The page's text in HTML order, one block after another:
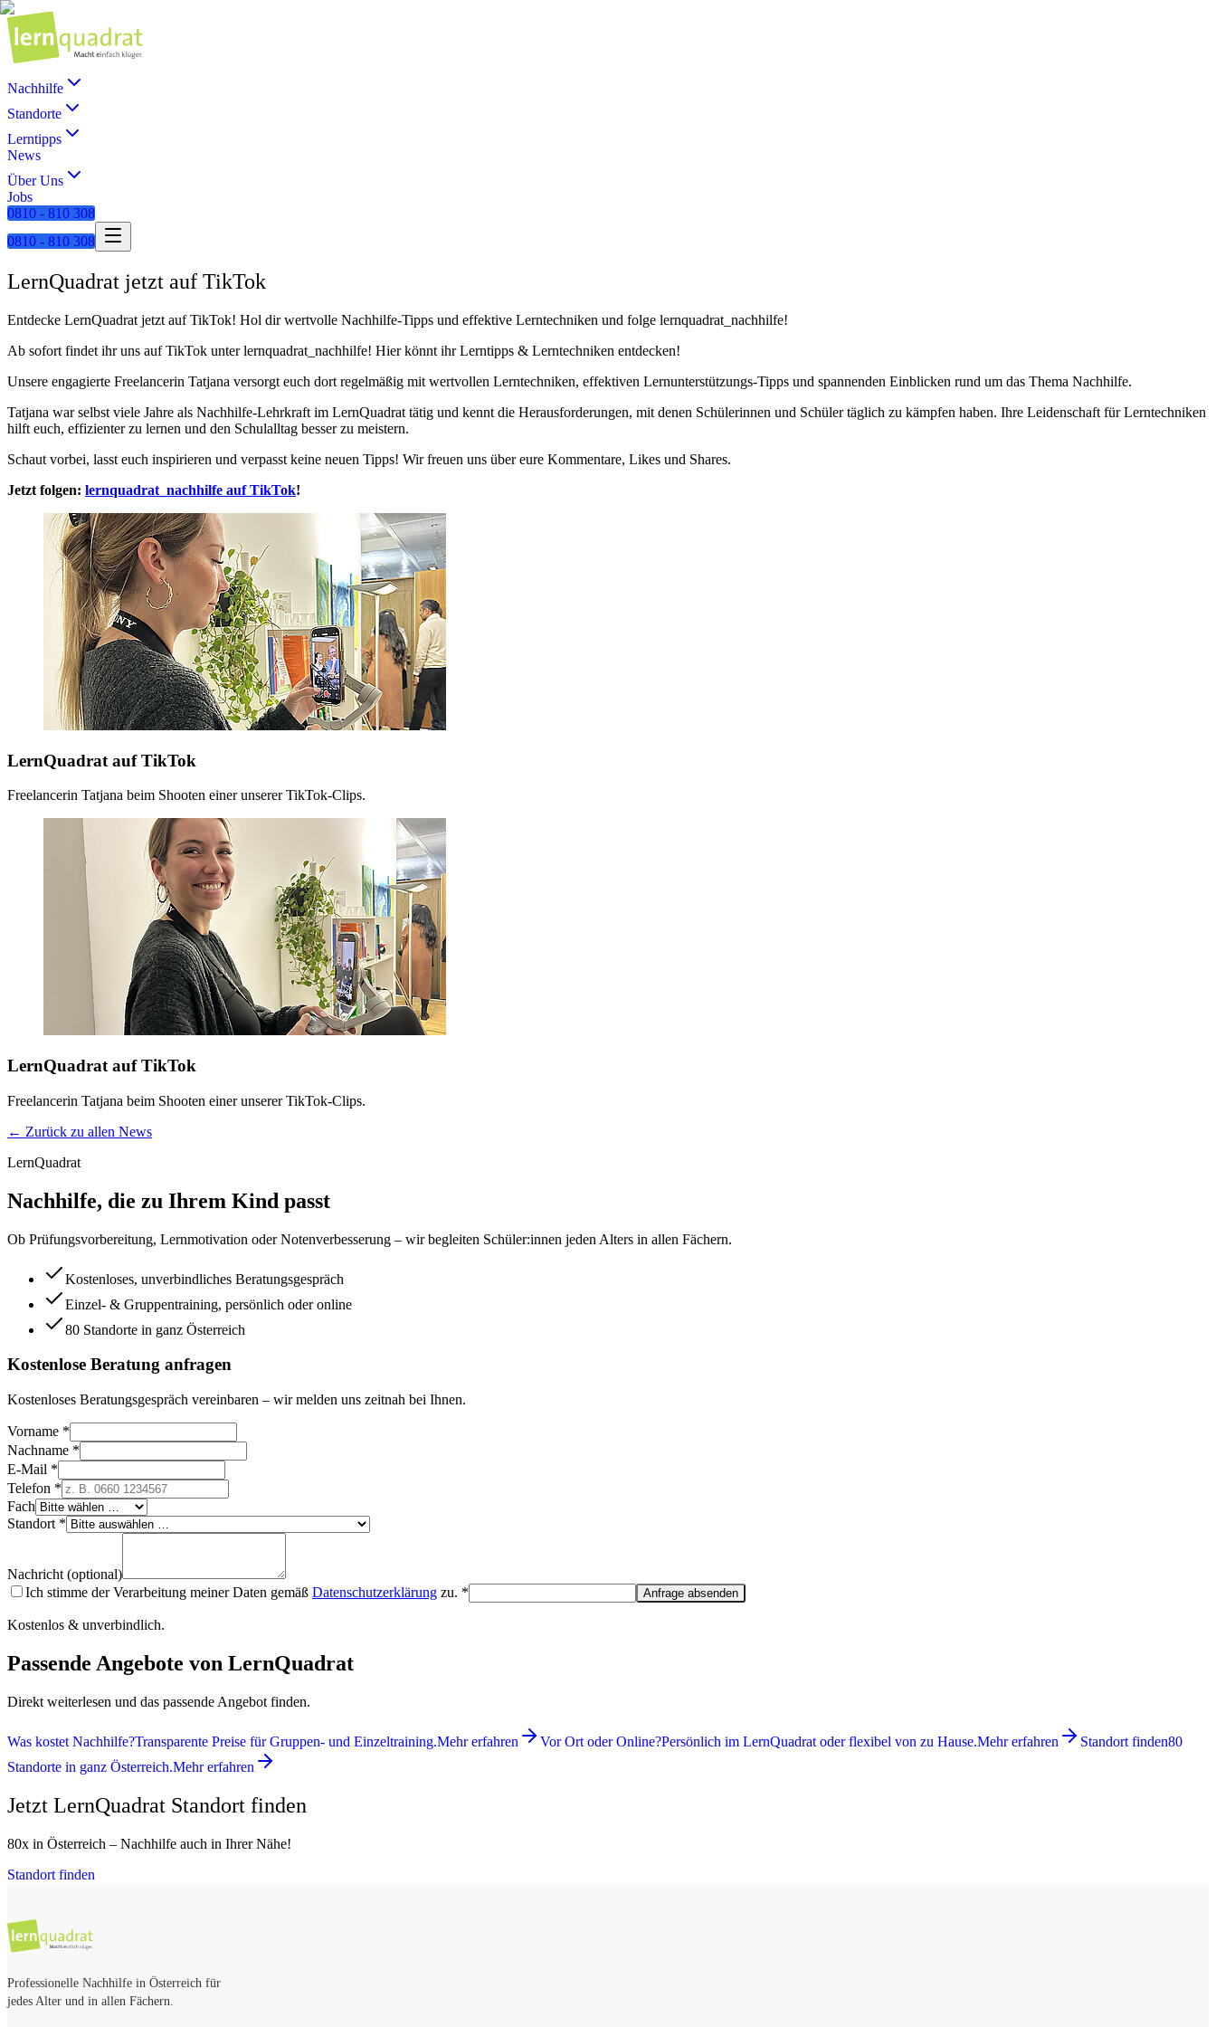
Nachhilfe
Standorte
Lerntipps
News
Über Uns
Jobs
0810 - 810 308
0810 - 810 308
LernQuadrat jetzt auf TikTok
Entdecke LernQuadrat jetzt auf TikTok! Hol dir wertvolle Nachhilfe-Tipps und effektive Lerntechniken und folge lernquadrat_nachhilfe!
Ab sofort findet ihr uns auf TikTok unter lernquadrat_nachhilfe! Hier könnt ihr Lerntipps & Lerntechniken entdecken!
Unsere engagierte Freelancerin Tatjana versorgt euch dort regelmäßig mit wertvollen Lerntechniken, effektiven Lernunterstützungs-Tipps und spannenden Einblicken rund um das Thema Nachhilfe.
Tatjana war selbst viele Jahre als Nachhilfe-Lehrkraft im LernQuadrat tätig und kennt die Herausforderungen, mit denen Schülerinnen und Schüler täglich zu kämpfen haben. Ihre Leidenschaft für Lerntechniken
hilft euch, effizienter zu lernen und den Schulalltag besser zu meistern.
Schaut vorbei, lasst euch inspirieren und verpasst keine neuen Tipps! Wir freuen uns über eure Kommentare, Likes und Shares.
Jetzt folgen: lernquadrat_nachhilfe auf TikTok!
LernQuadrat auf TikTok
Freelancerin Tatjana beim Shooten einer unserer TikTok-Clips.
LernQuadrat auf TikTok
Freelancerin Tatjana beim Shooten einer unserer TikTok-Clips.
← Zurück zu allen News
LernQuadrat
Nachhilfe, die zu Ihrem Kind passt
Ob Prüfungsvorbereitung, Lernmotivation oder Notenverbesserung – wir begleiten Schüler:innen jeden Alters in allen Fächern.
Kostenloses, unverbindliches Beratungsgespräch
Einzel- & Gruppentraining, persönlich oder online
80 Standorte in ganz Österreich
Kostenlose Beratung anfragen
Kostenloses Beratungsgespräch vereinbaren – wir melden uns zeitnah bei Ihnen.
Vorname *
Nachname *
E-Mail *
Telefon *
Fach
Standort *
Nachricht (optional)
Ich stimme der Verarbeitung meiner Daten gemäß Datenschutzerklärung zu. * Anfrage absenden
Kostenlos & unverbindlich.
Passende Angebote von LernQuadrat
Direkt weiterlesen und das passende Angebot finden.
Was kostet Nachhilfe?Transparente Preise für Gruppen- und Einzeltraining.Mehr erfahren Vor Ort oder Online?Persönlich im LernQuadrat oder flexibel von zu Hause.Mehr erfahren Standort finden80
Standorte in ganz Österreich.Mehr erfahren
Jetzt LernQuadrat Standort finden
80x in Österreich – Nachhilfe auch in Ihrer Nähe!
Standort finden
Professionelle Nachhilfe in Österreich für
jedes Alter und in allen Fächern.